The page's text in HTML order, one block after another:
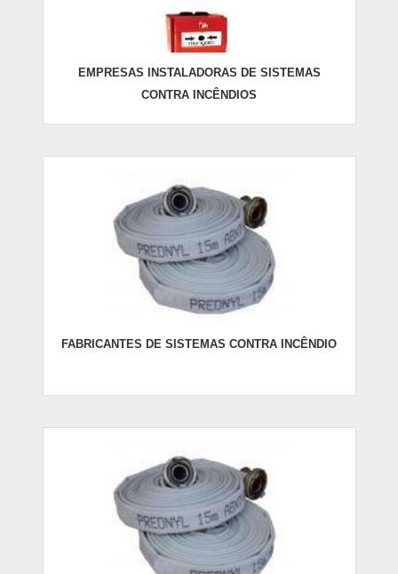
EMPRESAS INSTALADORAS DE SISTEMAS
CONTRA INCÊNDIOS
FABRICANTES DE SISTEMAS CONTRA INCÊNDIO